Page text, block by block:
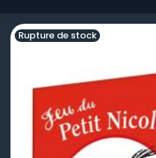
Rupture de stock